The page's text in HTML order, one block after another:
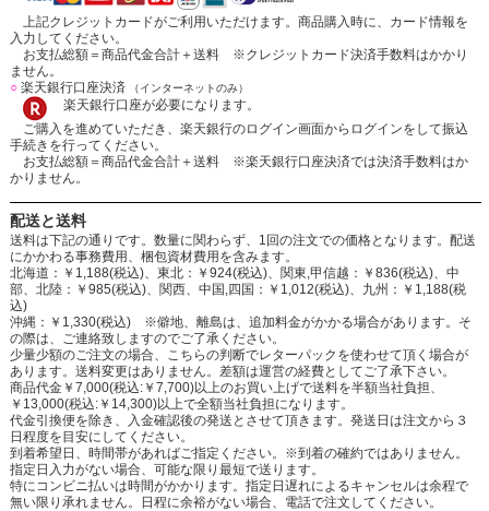
上記クレジットカードがご利用いただけます。商品購入時に、カード情報を
入力してください。
お支払総額＝商品代金合計＋送料 ※クレジットカード決済手数料はかかり
ません。
○楽天銀行口座決済 （インターネットのみ）
楽天銀行口座が必要になります。
ご購入を進めていただき、楽天銀行のログイン画面からログインをして振込
手続きを行ってください。
お支払総額＝商品代金合計＋送料 ※楽天銀行口座決済では決済手数料はか
かりません。
配送と送料
送料は下記の通りです。数量に関わらず、1回の注文での価格となります。配送
にかかわる事務費用、梱包資材費用を含みます。
北海道：￥1,188(税込)、東北：￥924(税込)、関東,甲信越：￥836(税込)、中
部、北陸：￥985(税込)、関西、中国,四国：￥1,012(税込)、九州：￥1,188(税
込)
沖縄：￥1,330(税込) ※僻地、離島は、追加料金がかかる場合があります。そ
の際は、ご連絡致しますのでご了承ください。
少量少額のご注文の場合、こちらの判断でレターパックを使わせて頂く場合が
あります。送料変更はありません。差額は運営の経費としてご了承下さい。
商品代金￥7,000(税込:￥7,700)以上のお買い上げで送料を半額当社負担、
￥13,000(税込:￥14,300)以上で全額当社負担になります。
代金引換便を除き、入金確認後の発送とさせて頂きます。発送日は注文から３
日程度を目安にしてください。
到着希望日、時間帯があればご指定ください。※到着の確約ではありません。
指定日入力がない場合、可能な限り最短で送ります。
特にコンビニ払いは時間がかかります。指定日遅れによるキャンセルは余程で
無い限り承れません。日程に余裕がない場合、電話で注文してください。